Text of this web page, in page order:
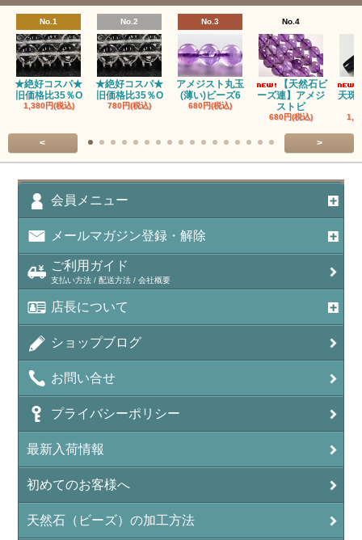
アズロマラカイト（Azuromalachite）
アパタイト
アベンチュリン(クォーツァイト/Aventurine)
アポフィライト（Apophylite）/魚眼石
アメジスト（紫水晶/Amethyst）
アメシスティンクォーツ（Amethest in quartz）
ラベンダーアメジスト
アメトリン（紫黄水晶/Ametrine）
アラゴナイト（霰石/Aragonite）
アンフィボールインクォーツ(Amphibole)
アンフィボールロック/角閃岩（Amphibole ）
イーグルアイ（EagleEye）
インカローズ（ロードクロサイト/Rhodochrosite）
インディアンアゲート(Indian Agate)
No.1
★絶好コスパ★
旧価格比35％O
1,380円(税込)
No.2
★絶好コスパ★
旧価格比35％O
780円(税込)
No.3
アメジスト丸玉
(薄い)ビーズ6
680円(税込)
No.4
【天然石ビ
ーズ連】アメジ
ストビ
680円(税込)
天珠
< >
会員メニュー
メールマガジン登録・解除
ご利用ガイド
支払い方法 / 配送方法 / 会社概要
店長について
ショップブログ
お問い合せ
プライバシーポリシー
最新入荷情報
初めてのお客様へ
天然石（ビーズ）の加工方法